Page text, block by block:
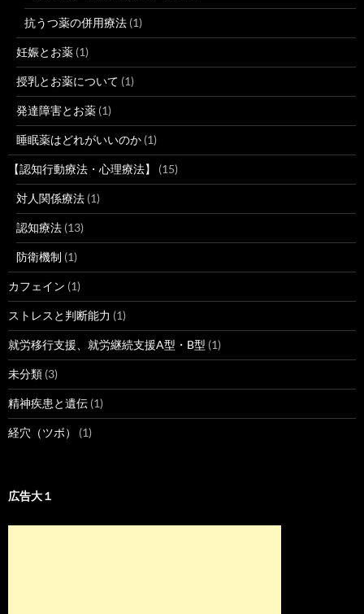
抗うつ薬の併用療法 (1)
妊娠とお薬 (1)
授乳とお薬について (1)
発達障害とお薬 (1)
睡眠薬はどれがいいのか (1)
【認知行動療法・心理療法】 (15)
対人関係療法 (1)
認知療法 (13)
防衛機制 (1)
カフェイン (1)
ストレスと判断能力 (1)
就労移行支援、就労継続支援A型・B型 (1)
未分類 (3)
精神疾患と遺伝 (1)
経穴（ツボ） (1)
広告大１